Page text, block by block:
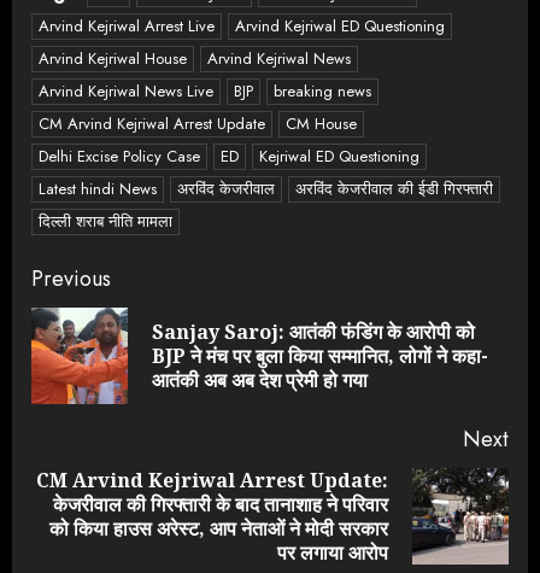
Arvind Kejriwal Arrest Live
Arvind Kejriwal ED Questioning
Arvind Kejriwal House
Arvind Kejriwal News
Arvind Kejriwal News Live
BJP
breaking news
CM Arvind Kejriwal Arrest Update
CM House
Delhi Excise Policy Case
ED
Kejriwal ED Questioning
Latest hindi News
अरविंद केजरीवाल
अरविंद केजरीवाल की ईडी गिरफ्तारी
दिल्ली शराब नीति मामला
Continue
Reading
Previous
Sanjay Saroj: आतंकी फंडिंग के आरोपी को
BJP ने मंच पर बुला किया सम्मानित, लोगों ने कहा-
आतंकी अब अब देश प्रेमी हो गया
Next
Next
post:
CM Arvind Kejriwal Arrest Update:
केजरीवाल की गिरफ्तारी के बाद तानाशाह ने परिवार
को किया हाउस अरेस्ट, आप नेताओं ने मोदी सरकार
पर लगाया आरोप